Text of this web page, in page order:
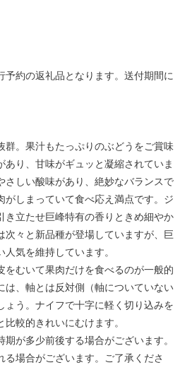
予約の返礼品となります。送付期間に
群。果汁もたっぷりのぶどうをご賞味
あり、甘味がギュッと凝縮されていま
さしい酸味があり、絶妙なバランスで
がしまっていて食べ応え満点です。ジ
き立たせ巨峰特有の香りときめ細やか
次々と新品種が登場していますが、巨
気を維持しています。
むいて果肉だけを食べるのが一般的
は、軸とは反対側（軸についていない
ょう。ナイフで十字に軽く切り込みを
較的きれいにむけます。
が多少前後する場合がございます。
場合がございます。ご了承くださ